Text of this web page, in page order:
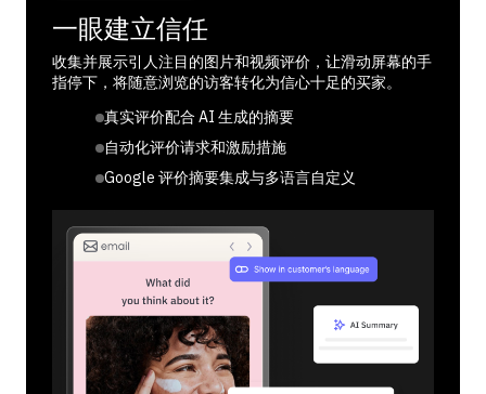
一眼建立信任
收集并展示引人注目的图片和视频评价，让滑动屏幕的手
指停下，将随意浏览的访客转化为信心十足的买家。
真实评价配合 AI 生成的摘要
自动化评价请求和激励措施
Google 评价摘要集成与多语言自定义
培育持久的忠诚度
停止追逐一次性消费买家。巧妙地奖励您的最佳客户，以
最大化他们的终身价值并确保长期利润。
通过忠诚度计划带来更多复购
通过口碑推荐降低获客成本
Shopify POS 和客户账户集成